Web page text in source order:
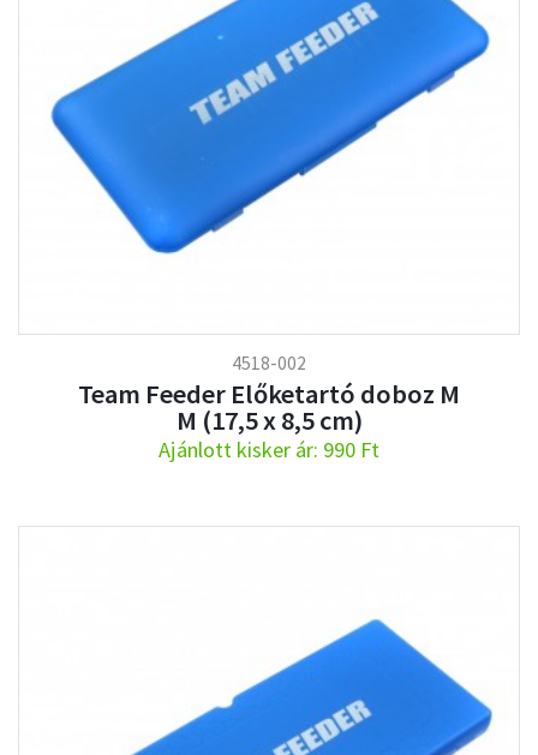
4518-002
Team Feeder Előketartó doboz M
M (17,5 x 8,5 cm)
Ajánlott kisker ár: 990 Ft